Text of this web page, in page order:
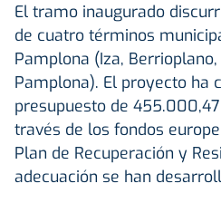
El tramo inaugurado
de cuatro términos
Pamplona (Iza,
Pamplona). El proyecto ha
presupuesto de
través de los fondos
Plan de Recuperación y
adecuación se han